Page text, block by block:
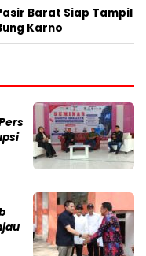
Barat Siap Tampil
Karno